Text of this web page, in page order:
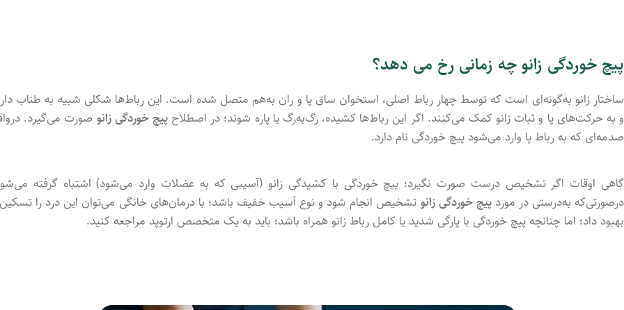
پیچ خوردگی زانو چه زمانی رخ می دهد؟
ساختار زانو به‌گونه‌ای است که توسط چهار رباط اصلی، استخوان ساق پا و ران به‌هم متصل شده است. این رباط‌ها شکلی شبیه به طناب
و به حرکت‌های پا و ثبات زانو کمک می‌کنند. اگر این رباط‌ها کشیده، رگ‌به‌رگ یا پاره شوند؛ در اصطلاحپیچ خوردگی زانو صورت می‌گیرد.
صدمه‌ای که به رباط پا وارد می‌شود پیچ خوردگی نام دارد.
گاهی اوقات اگر تشخیص درست صورت نگیرد؛ پیچ خوردگی با کشیدگی زانو (آسیبی که به عضلات وارد می‌شود) اشتباه گرفته
درصورتی‌که به‌درستی در موردپیچ خوردگی زانو تشخیص انجام شود و نوع آسیب خفیف باشد؛ با درمان‌های خانگی می‌توان این درد را
بهبود داد؛ اما چنانچه پیچ خوردگی با پارگی شدید یا کامل رباط زانو همراه باشد؛ باید به یک متخصص ارتوپد مراجعه کنید.